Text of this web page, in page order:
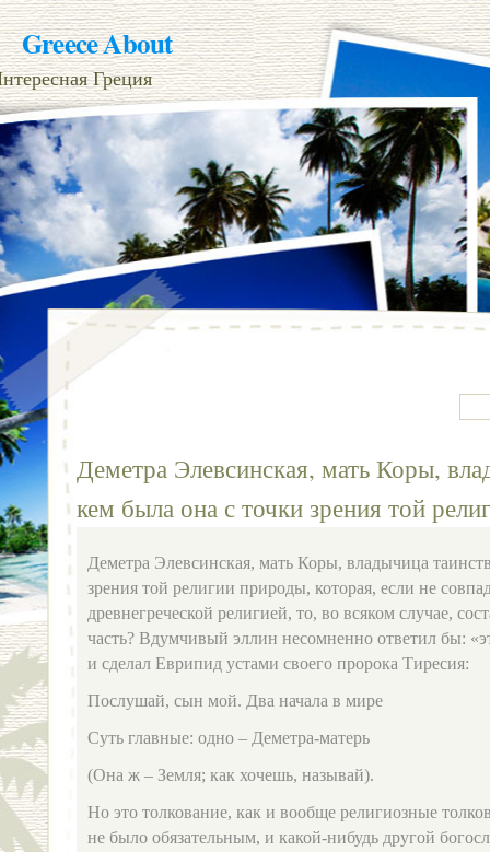
Greece About
Греция
Деметра Элевсинская, мать Коры,
кем была она с точки зрения той
Деметра Элевсинская, мать Коры, владычица
зрения той религии природы, которая, если не
древнегреческой религией, то, во всяком случае,
часть? Вдумчивый эллин несомненно ответил бы:
и сделал Еврипид устами своего пророка Тиресия:
Послушай, сын мой. Два начала в мире
Суть главные: одно – Деметра‑матерь
(Она ж – Земля; как хочешь, называй).
Но это толкование, как и вообще религиозные
не было обязательным, и какой‑нибудь другой